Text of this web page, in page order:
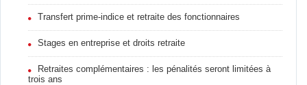
Transfert prime-indice et retraite des fonctionnaires
Stages en entreprise et droits retraite
Retraites complémentaires : les pénalités seront limitées à
trois ans